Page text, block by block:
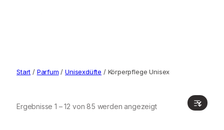
Start / Parfum /Unisexdüfte / Körperpflege Unisex
Ergebnisse 1 – 12 von 85 werden angezeigt